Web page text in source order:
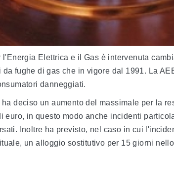
l'Energia Elettrica e il Gas è intervenuta
da fughe di gas che in vigore dal 1991. La
danneggiati.
ha deciso un aumento del massimale per la
euro, in questo modo anche incidenti
Inoltre ha previsto, nel caso in cui
un alloggio sostitutivo per 15 giorni